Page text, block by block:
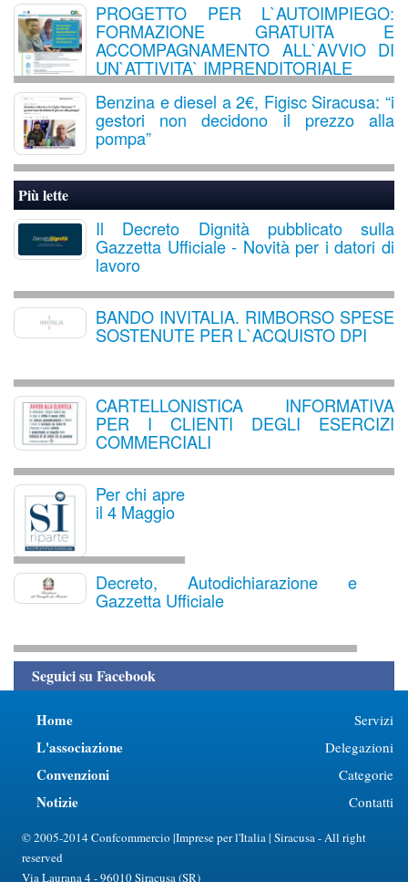
PROGETTO PER L`AUTOIMPIEGO:
FORMAZIONE GRATUITA E
ACCOMPAGNAMENTO ALL`AVVIO DI
UN`ATTIVITA` IMPRENDITORIALE
Benzina e diesel a 2€, Figisc Siracusa: “i
gestori non decidono il prezzo alla
pompa”
Più lette
Il Decreto Dignità pubblicato sulla
Gazzetta Ufficiale - Novità per i datori di
lavoro
BANDO INVITALIA. RIMBORSO SPESE
SOSTENUTE PER L`ACQUISTO DPI
CARTELLONISTICA INFORMATIVA
PER I CLIENTI DEGLI ESERCIZI
COMMERCIALI
Per chi apre
il 4 Maggio
Decreto, Autodichiarazione e
Gazzetta Ufficiale
Seguici su Facebook
Home
L'associazione
Convenzioni
Notizie
Servizi
Delegazioni
Categorie
Contatti
© 2005-2014 Confcommercio |Imprese per l'Italia | Siracusa - All right
reserved
Via Laurana 4 - 96010 Siracusa (SR)